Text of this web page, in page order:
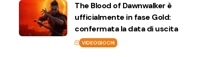
The Blood of Dawnwalker è
ufficialmente in fase Gold:
confermata la data di uscita
VIDEOGIOCHI